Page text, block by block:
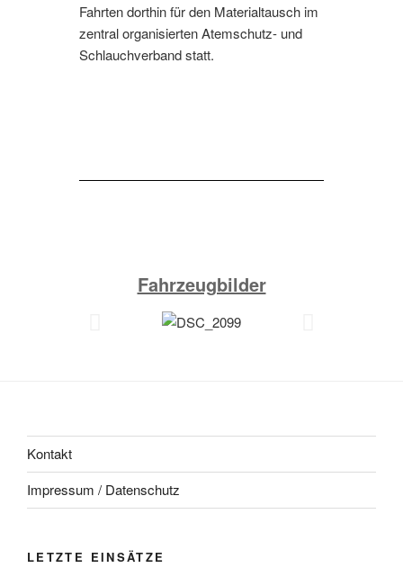
Fahrten dorthin für den Materialtausch im
zentral organisierten Atemschutz- und
Schlauchverband statt.
Fahrzeugbilder
Kontakt
Impressum / Datenschutz
LETZTE EINSÄTZE